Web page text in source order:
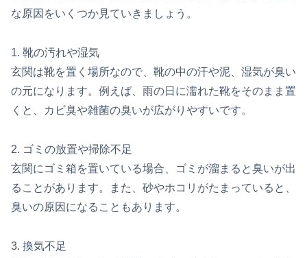
な原因をいくつか見ていきましょう。
1. 靴の汚れや湿気
玄関は靴を置く場所なので、靴の中の汗や泥、湿気が臭い
の元になります。例えば、雨の日に濡れた靴をそのまま置
くと、カビ臭や雑菌の臭いが広がりやすいです。
2. ゴミの放置や掃除不足
玄関にゴミ箱を置いている場合、ゴミが溜まると臭いが出
ることがあります。また、砂やホコリがたまっていると、
臭いの原因になることもあります。
3. 換気不足